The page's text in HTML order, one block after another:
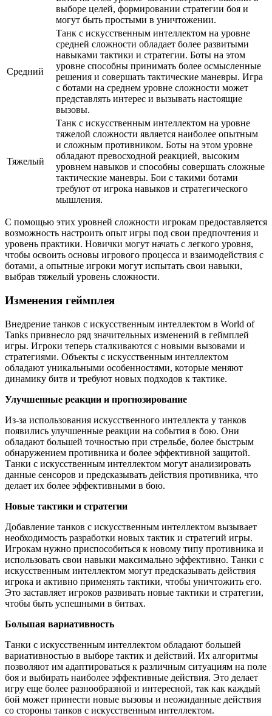
выборе целей, формировании стратегии боя и
могут быть простыми в уничтожении.
Средний
Танк с искусственным интеллектом на уровне
средней сложности обладает более развитыми
навыками тактики и стратегии. Боты на этом
уровне способны принимать более осмысленные
решения и совершать тактические маневры. Игра
с ботами на среднем уровне сложности может
представлять интерес и вызывать настоящие
вызовы.
Тяжелый
Танк с искусственным интеллектом на уровне
тяжелой сложности является наиболее опытным
и сложным противником. Боты на этом уровне
обладают превосходной реакцией, высоким
уровнем навыков и способны совершать сложные
тактические маневры. Бои с такими ботами
требуют от игрока навыков и стратегического
мышления.
С помощью этих уровней сложности игрокам предоставляется
возможность настроить опыт игры под свои предпочтения и
уровень практики. Новички могут начать с легкого уровня,
чтобы освоить основы игрового процесса и взаимодействия с
ботами, а опытные игроки могут испытать свои навыки,
выбрав тяжелый уровень сложности.
Изменения геймплея
Внедрение танков с искусственным интеллектом в World of
Tanks привнесло ряд значительных изменений в геймплей
игры. Игроки теперь сталкиваются с новыми вызовами и
стратегиями. Объекты с искусственным интеллектом
обладают уникальными особенностями, которые меняют
динамику битв и требуют новых подходов к тактике.
Улучшенные реакции и прогнозирование
Из-за использования искусственного интеллекта у танков
появились улучшенные реакции на события в бою. Они
обладают большей точностью при стрельбе, более быстрым
обнаружением противника и более эффективной защитой.
Танки с искусственным интеллектом могут анализировать
данные сенсоров и предсказывать действия противника, что
делает их более эффективными в бою.
Новые тактики и стратегии
Добавление танков с искусственным интеллектом вызывает
необходимость разработки новых тактик и стратегий игры.
Игрокам нужно приспособиться к новому типу противника и
использовать свои навыки максимально эффективно. Танки с
искусственным интеллектом могут предсказывать действия
игрока и активно применять тактики, чтобы уничтожить его.
Это заставляет игроков развивать новые тактики и стратегии,
чтобы быть успешными в битвах.
Большая вариативность
Танки с искусственным интеллектом обладают большей
вариативностью в выборе тактик и действий. Их алгоритмы
позволяют им адаптироваться к различным ситуациям на поле
боя и выбирать наиболее эффективные действия. Это делает
игру еще более разнообразной и интересной, так как каждый
бой может принести новые вызовы и неожиданные действия
со стороны танков с искусственным интеллектом.